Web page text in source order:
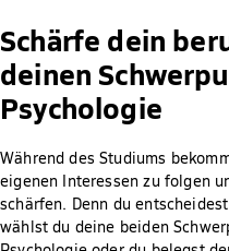
Schärfe dein
deinen
Psychologie
Während des Studiums
eigenen Interessen zu folgen
schärfen. Denn du
wählst du deine beiden